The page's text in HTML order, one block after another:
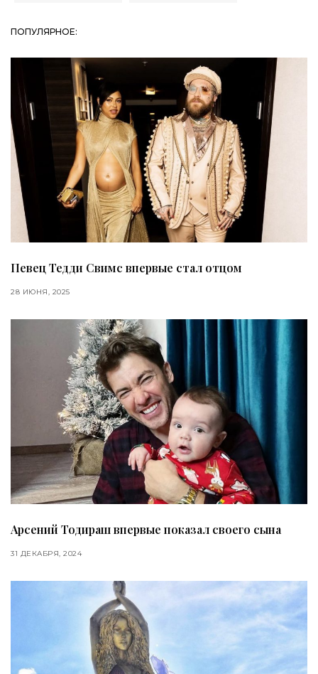
ПОПУЛЯРНОЕ:
Певец Тедди Свимс впервые стал отцом
28 ИЮНЯ, 2025
Арсений Тодираш впервые показал своего сына
31 ДЕКАБРЯ, 2024